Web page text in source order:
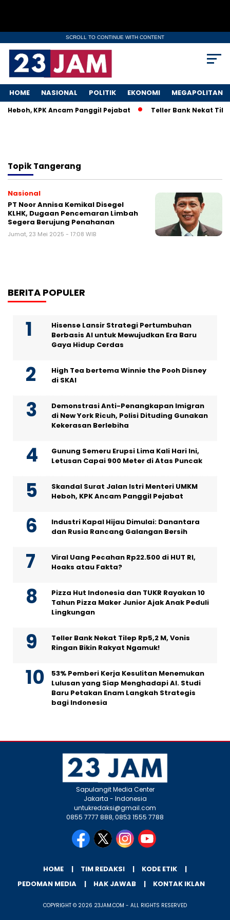
SCROLL TO CONTINUE WITH CONTENT
HOME NASIONAL POLITIK EKONOMI MEGAPOLITAN
KPK Ancam Panggil Pejabat Teller Bank Nekat
TopikTangerang
Nasional
PT Noor Annisa Kemikal Disegel
KLHK, Dugaan Pencemaran Limbah
Segera Berujung Penahanan
Jumat, 23 Mei 2025 - 17:08 WIB
BERITA POPULER
Hisense Lansir Strategi Pertumbuhan
Berbasis AI untuk Mewujudkan Era Baru
Gaya Hidup Cerdas
High Tea bertema Winnie the Pooh Disney
di SKAI
Demonstrasi Anti-Penangkapan Imigran
di New York Ricuh, Polisi Dituding Gunakan
Kekerasan Berlebiha
Gunung Semeru Erupsi Lima Kali Hari Ini,
Letusan Capai 900 Meter di Atas Puncak
Skandal Surat Jalan Istri Menteri UMKM
Heboh, KPK Ancam Panggil Pejabat
Industri Kapal Hijau Dimulai: Danantara
dan Rusia Rancang Galangan Bersih
Viral Uang Pecahan Rp22.500 di HUT RI,
Hoaks atau Fakta?
Pizza Hut Indonesia dan TUKR Rayakan 10
Tahun Pizza Maker Junior Ajak Anak Peduli
Lingkungan
Teller Bank Nekat Tilep Rp5,2 M, Vonis
Ringan Bikin Rakyat Ngamuk!
53% Pemberi Kerja Kesulitan Menemukan
Lulusan yang Siap Menghadapi AI. Studi
Baru Petakan Enam Langkah Strategis
bagi Indonesia
Sapulangit Media Center
Jakarta - Indonesia
untukredaksi@gmail.com
0855 7777 888, 0853 1555 7788
HOME TIM REDAKSI
KODE ETIK
PEDOMAN MEDIA
HAK JAWAB KONTAK IKLAN
COPYRIGHT © 2026 23JAM.COM - ALL RIGHTS RESERVED